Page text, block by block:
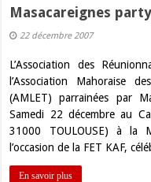
Masacareignes
22 décembre 2007
L’Association des
l’Association Mahoraise
(AMLET) parrainées par
Samedi 22 décembre au
31000 TOULOUSE) à la
l’occasion de la FET KAF,
En savoir plus